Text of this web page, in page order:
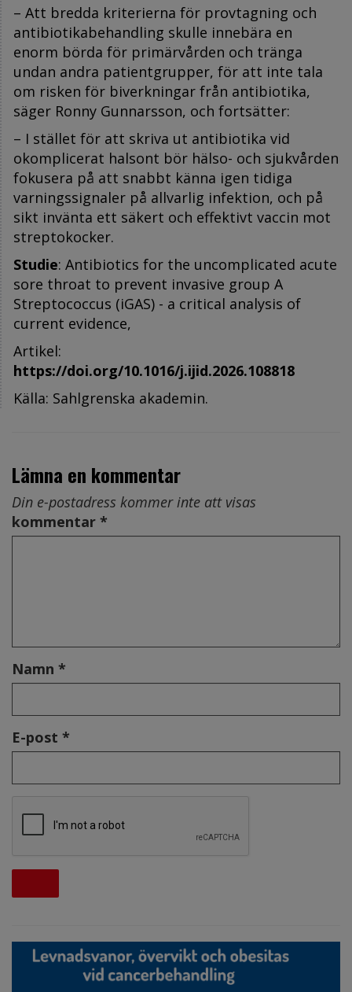
– Att bredda kriterierna för provtagning och
antibiotikabehandling skulle innebära en
enorm börda för primärvården och tränga
undan andra patientgrupper, för att inte tala
om risken för biverkningar från antibiotika,
säger Ronny Gunnarsson, och fortsätter:
– I stället för att skriva ut antibiotika vid
okomplicerat halsont bör hälso- och sjukvården
fokusera på att snabbt känna igen tidiga
varningssignaler på allvarlig infektion, och på
sikt invänta ett säkert och effektivt vaccin mot
streptokocker.
Studie: Antibiotics for the uncomplicated acute
sore throat to prevent invasive group A
Streptococcus (iGAS) - a critical analysis of
current evidence,
Artikel:
https://doi.org/10.1016/j.ijid.2026.108818
Källa: Sahlgrenska akademin.
Lämna en kommentar
Din e-postadress kommer inte att visas
kommentar *
Namn *
E-post *